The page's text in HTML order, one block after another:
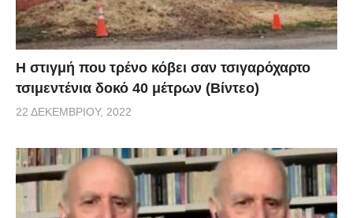
H στιγμή που τρένο κόβει σαν τσιγαρόχαρτο
τσιμεντένια δοκό 40 μέτρων (Βίντεο)
22 ΔΕΚΕΜΒΡΊΟΥ, 2022